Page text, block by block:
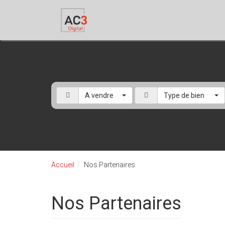
A vendre Type de bien
Accueil Nos Partenaires
Nos Partenaires